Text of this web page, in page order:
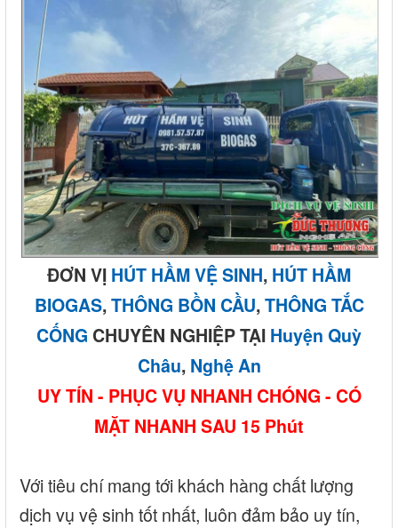
ĐƠN VỊ HÚT HẦM VỆ SINH, HÚT HẦM
BIOGAS,THÔNG BỒN CẦU,THÔNG TẮC
CỐNG CHUYÊN NGHIỆP TẠI Huyện Quỳ
Châu, Nghệ An
UY TÍN - PHỤC VỤ NHANH CHÓNG - CÓ
MẶT NHANH SAU 15 Phút
Với tiêu chí mang tới khách hàng chất lượng
dịch vụ vệ sinh tốt nhất, luôn đảm bảo uy tín,